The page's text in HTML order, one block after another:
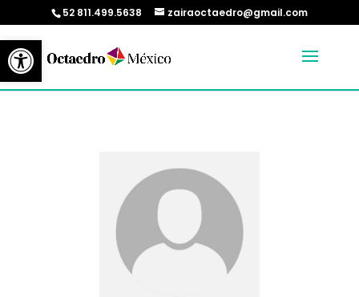
Abrir barra de herramientas
52 811.499.5638 zairaoctaedro@gmail.com